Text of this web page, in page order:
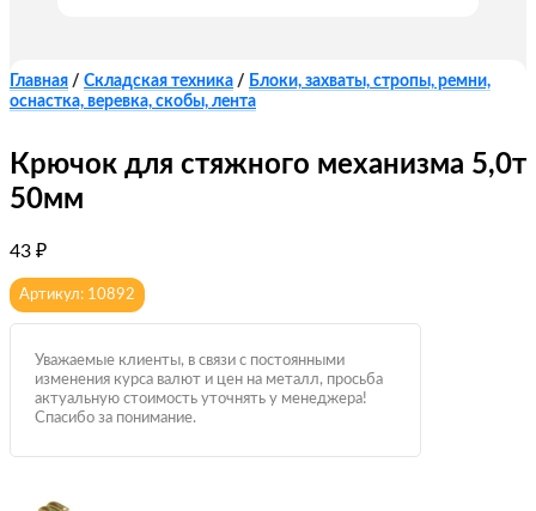
Главная / Складская техника / Блоки, захваты, стропы, ремни,
оснастка, веревка, скобы, лента
Крючок для стяжного механизма 5,0т
50мм
43 ₽
Артикул: 10892
Уважаемые клиенты, в связи с постоянными
изменения курса валют и цен на металл, просьба
актуальную стоимость уточнять у менеджера!
Спасибо за понимание.